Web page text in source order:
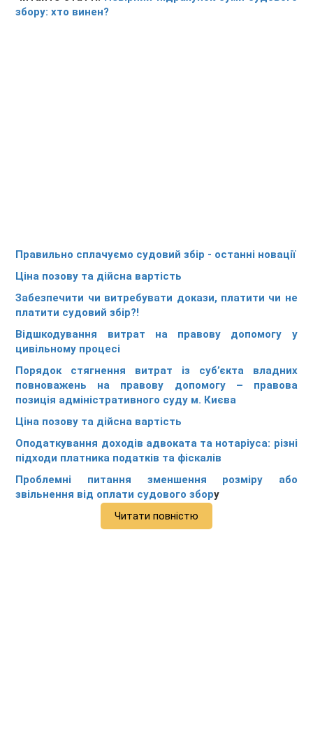
збору: хто винен?
Правильно сплачуємо судовий збір - останні новації
Ціна позову та дійсна вартість
Забезпечити чи витребувати докази, платити чи не
платити судовий збір?!
Відшкодування витрат на правову допомогу у
цивільному процесі
Порядок стягнення витрат із суб’єкта владних
повноважень на правову допомогу – правова
позиція адміністративного суду м. Києва
Ціна позову та дійсна вартість
Оподаткування доходів адвоката та нотаріуса: різні
підходи платника податків та фіскалів
Проблемні питання зменшення розміру або
звільнення від оплати судового збору
Читати повністю